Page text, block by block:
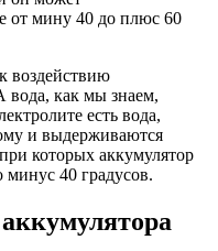
от мину 40 до плюс 60
воздействию
вода, как мы знаем,
есть вода,
и выдерживаются
которых аккумулятор
минус 40 градусов.